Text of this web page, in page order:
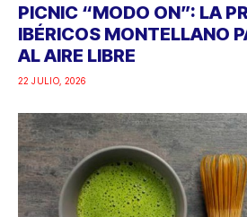
PICNIC “MODO ON”: LA
IBÉRICOS MONTELLANO
AL AIRE LIBRE
22 JULIO, 2026